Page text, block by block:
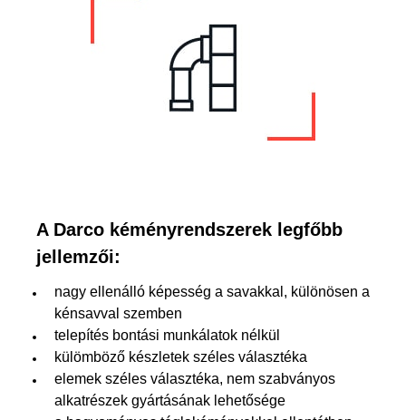
A Darco kéményrendszerek legfőbb
jellemzői:
nagy ellenálló képesség a savakkal, különösen a
kénsavval szemben
telepítés bontási munkálatok nélkül
külömböző készletek széles választéka
elemek széles választéka, nem szabványos
alkatrészek gyártásának lehetősége